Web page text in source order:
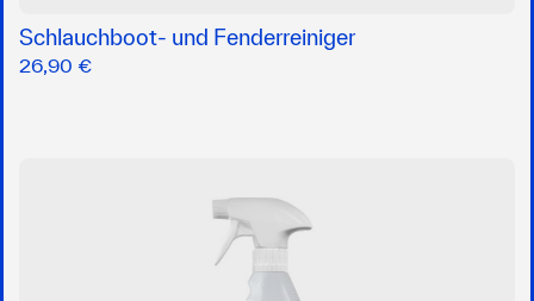
Schlauchboot- und Fenderreiniger
26,90 €